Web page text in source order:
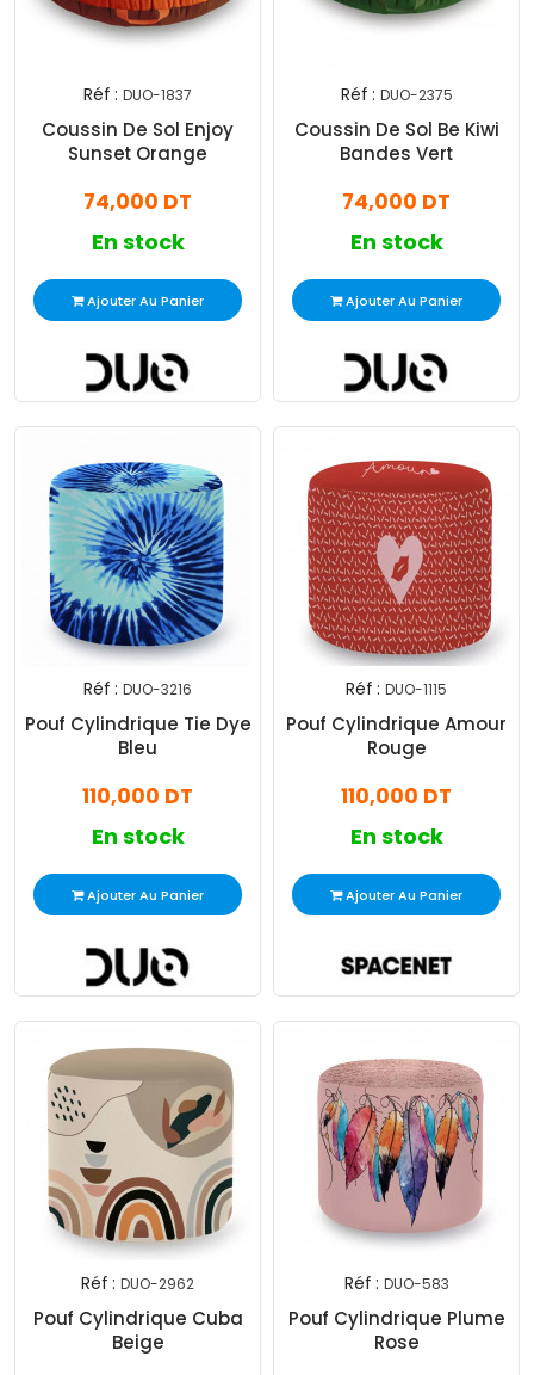
Réf : DUO-1837
Coussin De Sol Enjoy
Sunset Orange
74,000 DT
En stock
Ajouter Au Panier
Réf : DUO-2375
Coussin De Sol Be Kiwi
Bandes Vert
74,000 DT
En stock
Ajouter Au Panier
Réf : DUO-3216
Pouf Cylindrique Tie Dye
Bleu
110,000 DT
En stock
Ajouter Au Panier
Réf : DUO-1115
Pouf Cylindrique Amour
Rouge
110,000 DT
En stock
Ajouter Au Panier
Réf : DUO-2962
Pouf Cylindrique Cuba
Beige
Réf : DUO-583
Pouf Cylindrique Plume
Rose